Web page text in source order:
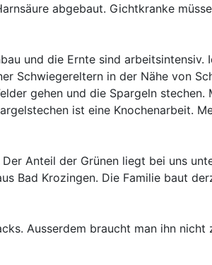
abgebaut. Gichtkranke
und die Ernte sind
Schwiegereltern in der Nähe von
gehen und die Spargeln
ist eine Knochenarbeit.
Anteil der Grünen liegt bei uns
Bad Krozingen. Die Familie baut
Ausserdem braucht man ihn